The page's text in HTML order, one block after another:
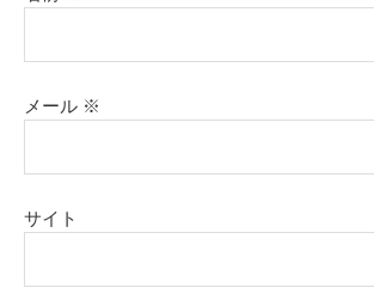
メール ※
サイト